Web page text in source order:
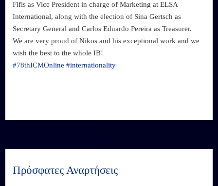
Fifis as Vice President in charge of Marketing at ELSA
International, along with the election of Sina Gertsch as
Secretary General and Carlos Eduardo Pereira as Treasurer.
We are very proud of Nikos and his exceptional work and we
wish the best to the whole IB!
#78thICMOnline #internationality
Πρόσφατες Αναρτήσεις